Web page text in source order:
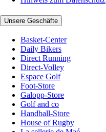
Unsere Geschäfte
Basket-Center
Daily Bikers
Direct Running
Direct-Volley
Espace Golf
Foot-Store
Galopp-Store
Golf and co
Handball-Store
House of Rugby